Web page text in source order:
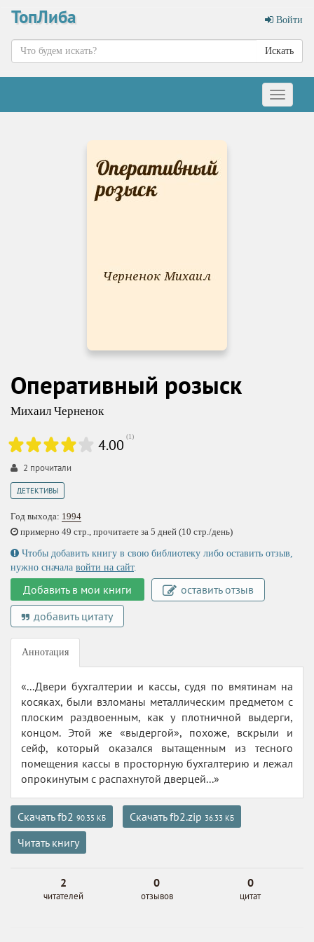
ТопЛиба Войти
Искать
Меню
Оперативный розыск
Михаил Черненок
4.00 (1)
2 прочитали
ДЕТЕКТИВЫ
Год выхода: 1994
примерно 49 стр., прочитаете за 5 дней (10 стр./день)
Чтобы добавить книгу в свою библиотеку либо оставить отзыв,
нужно сначала войти на сайт.
Добавить в мои книги
оставить отзыв
добавить цитату
Аннотация
«...Двери бухгалтерии и кассы, судя по вмятинам на
косяках, были взломаны металлическим предметом с
плоским раздвоенным, как у плотничной выдерги,
концом. Этой же «выдергой», похоже, вскрыли и
сейф, который оказался вытащенным из тесного
помещения кассы в просторную бухгалтерию и лежал
опрокинутым с распахнутой дверцей...»
Скачать fb2 90.35 КБ Скачать fb2.zip 36.33 КБ
Читать книгу
2
читателей
0
отзывов
0
цитат